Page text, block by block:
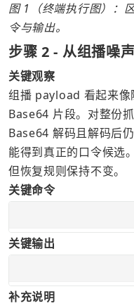
图 1（终端执行图）：
令与输出。
步骤 2 - 从组播噪
关键观察
组播 payload 看起来像
Base64 片段。对整份
Base64 解码且解码后
能得到真正的口令候选
但恢复规则保持不变。
关键命令
关键输出
补充说明